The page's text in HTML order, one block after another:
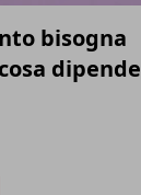
bisogna
dipende